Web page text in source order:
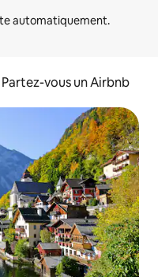
Partez-vous un Airbnb